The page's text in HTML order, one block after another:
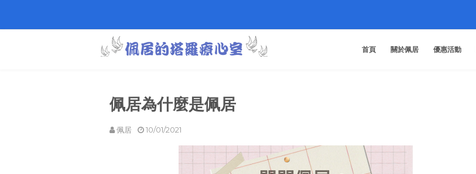
首頁 關於佩居 優惠活動
佩居為什麼是佩居
佩居 10/01/2021